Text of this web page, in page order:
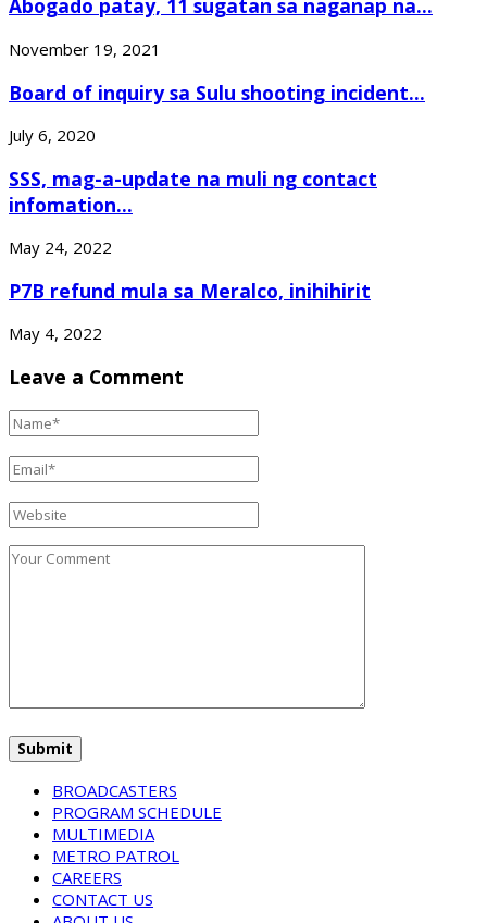
Abogado patay, 11 sugatan sa naganap na...
November 19, 2021
Board of inquiry sa Sulu shooting incident...
July 6, 2020
SSS, mag-a-update na muli ng contact
infomation...
May 24, 2022
P7B refund mula sa Meralco, inihihirit
May 4, 2022
Leave a Comment
BROADCASTERS
PROGRAM SCHEDULE
MULTIMEDIA
METRO PATROL
CAREERS
CONTACT US